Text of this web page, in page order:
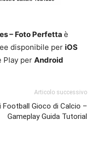
– Foto Perfetta è
disponibile per iOS
Play per Android
Articolo successivo
Football Gioco di Calcio –
Gameplay Guida Tutorial